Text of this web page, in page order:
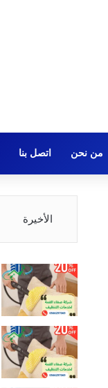
من نحن اتصل بنا
الأخيرة